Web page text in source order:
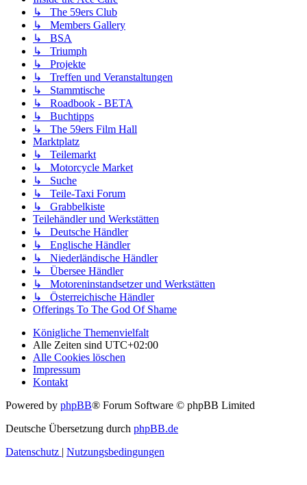
↳ The 59ers Club
↳ Members Gallery
↳ BSA
↳ Triumph
↳ Projekte
↳ Treffen und Veranstaltungen
↳ Stammtische
↳ Roadbook - BETA
↳ Buchtipps
↳ The 59ers Film Hall
Marktplatz
↳ Teilemarkt
↳ Motorcycle Market
↳ Suche
↳ Teile-Taxi Forum
↳ Grabbelkiste
Teilehändler und Werkstätten
↳ Deutsche Händler
↳ Englische Händler
↳ Niederländische Händler
↳ Übersee Händler
↳ Motoreninstandsetzer und Werkstätten
↳ Österreichische Händler
Offerings To The God Of Shame
Königliche Themenvielfalt
Alle Zeiten sind UTC+02:00
Alle Cookies löschen
Impressum
Kontakt
Powered by phpBB® Forum Software © phpBB Limited
Deutsche Übersetzung durch phpBB.de
Datenschutz | Nutzungsbedingungen